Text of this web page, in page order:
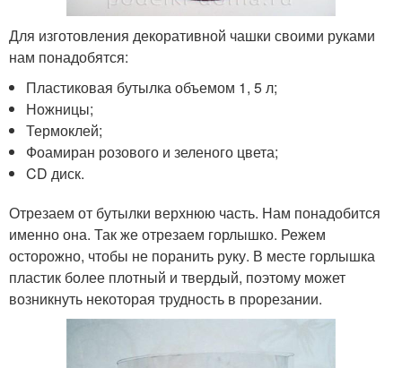
Для изготовления декоративной чашки своими руками
нам понадобятся:
Пластиковая бутылка объемом 1, 5 л;
Ножницы;
Термоклей;
Фоамиран розового и зеленого цвета;
CD диск.
Отрезаем от бутылки верхнюю часть. Нам понадобится
именно она. Так же отрезаем горлышко. Режем
осторожно, чтобы не поранить руку. В месте горлышка
пластик более плотный и твердый, поэтому может
возникнуть некоторая трудность в прорезании.